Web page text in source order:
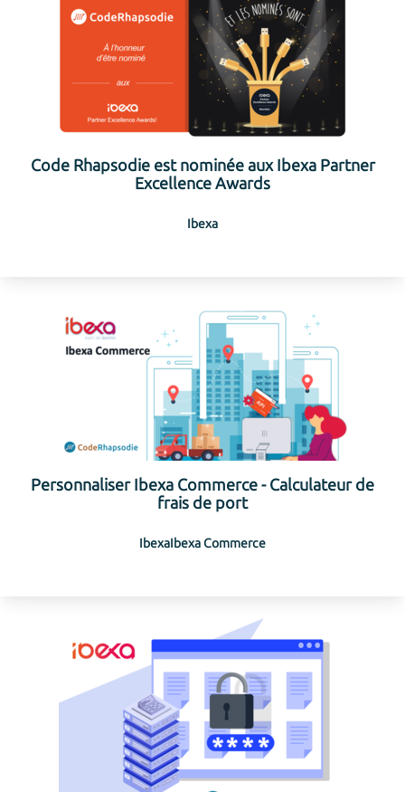
Code Rhapsodie est nominée aux Ibexa Partner
Excellence Awards
Ibexa
Personnaliser Ibexa Commerce - Calculateur de
frais de port
IbexaIbexa Commerce